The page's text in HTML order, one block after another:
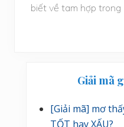
biết về tam hợp trong
SidebarGiải mã
[Giải mã] mơ
TỐT hay XẤU?